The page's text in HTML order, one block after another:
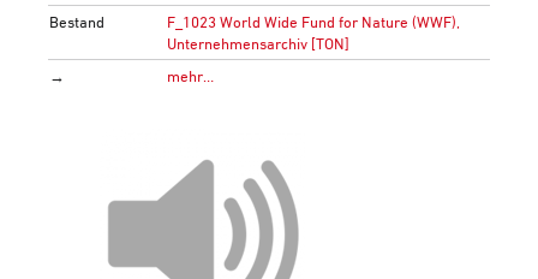
Bestand
F_1023 World Wide Fund for Nature (WWF),
Unternehmensarchiv [TON]
→
mehr…